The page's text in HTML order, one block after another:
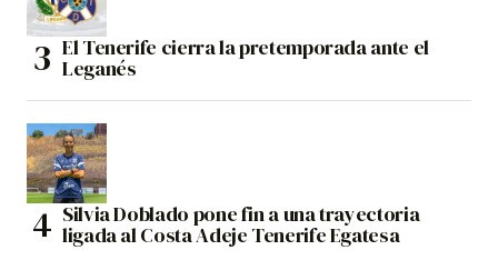
El Tenerife cierra la pretemporada ante el
Leganés
Silvia Doblado pone fin a una trayectoria
ligada al Costa Adeje Tenerife Egatesa